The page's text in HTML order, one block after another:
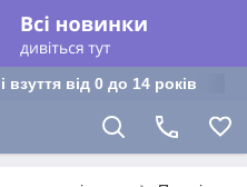
від 0 до 14 років